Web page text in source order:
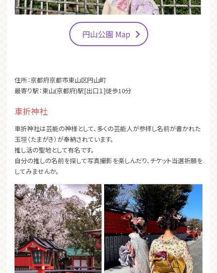
円山公園 Map
住所：京都府京都市東山区円山町
最寄り駅：東山(京都府)駅[出口１]徒歩10分
車折神社
車折神社は芸能の神様として、多くの芸能人が参拝し名前が書かれた
玉垣（たまがき）が奉納されています。
推し活の聖地として有名です。
自分の推しの名前を探して写真撮影を楽しんだり、チケット当選祈願を
してみませんか。